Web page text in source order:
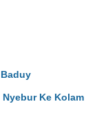
Ke Kolam